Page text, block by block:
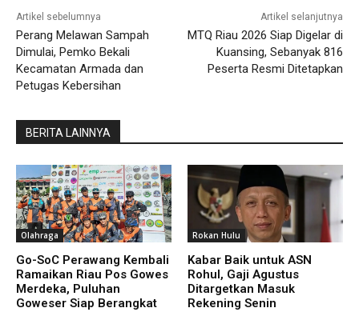
Artikel sebelumnya
Perang Melawan Sampah
Dimulai, Pemko Bekali
Kecamatan Armada dan
Petugas Kebersihan
Artikel selanjutnya
MTQ Riau 2026 Siap Digelar di
Kuansing, Sebanyak 816
Peserta Resmi Ditetapkan
BERITA LAINNYA
Olahraga
Go-SoC Perawang Kembali
Ramaikan Riau Pos Gowes
Merdeka, Puluhan
Goweser Siap Berangkat
Rokan Hulu
Kabar Baik untuk ASN
Rohul, Gaji Agustus
Ditargetkan Masuk
Rekening Senin